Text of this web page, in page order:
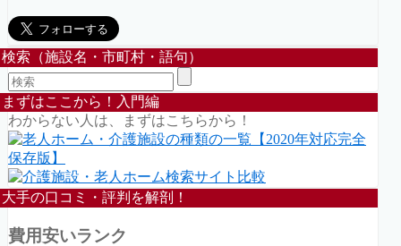
検索（施設名・市町村・語句）
まずはここから！入門編
わからない人は、まずはこちらから！
大手の口コミ・評判を解剖！
費用安いランク